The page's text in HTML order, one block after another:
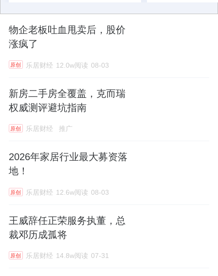
物企老板吐血甩卖后，股价
涨疯了
原创 乐居财经 12.0w阅读 08-03
新房二手房全覆盖，克而瑞
权威测评避坑指南
原创 乐居财经 推广
2026年家居行业最大募资落
地！
原创 乐居财经 12.6w阅读 08-03
王威辞任正荣服务执董，总
裁邓历成孤将
原创 乐居财经 14.8w阅读 07-31